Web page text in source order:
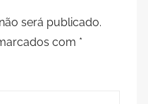
será publicado.
com *